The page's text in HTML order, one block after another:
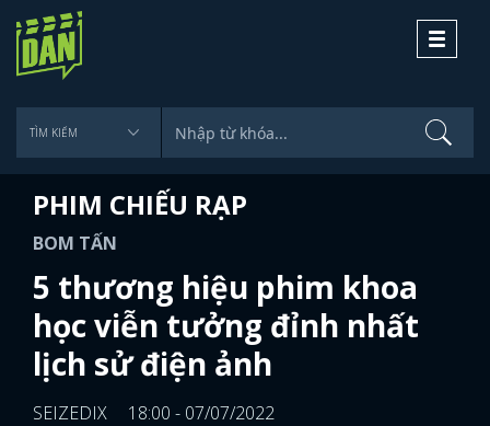
Toggle
PHIM CHIẾU RẠP
BOM TẤN
5 thương hiệu phim khoa
học viễn tưởng đỉnh nhất
lịch sử điện ảnh
SEIZEDIX
18:00 - 07/07/2022